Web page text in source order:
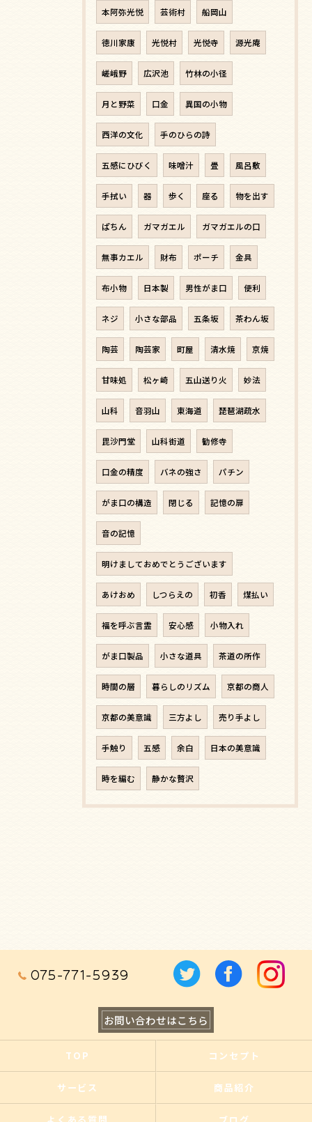
本阿弥光悦 芸術村 船岡山
徳川家康 光悦村 光悦寺 源光庵
嵯峨野 広沢池 竹林の小径
月と野菜 口金 異国の小物
西洋の文化 手のひらの詩
五感にひびく 味噌汁 畳 風呂敷
手拭い 器 歩く 座る 物を出す
ぱちん ガマガエル ガマガエルの口
無事カエル 財布 ポーチ 金具
布小物 日本製 男性がま口 便利
ネジ 小さな部品 五条坂 茶わん坂
陶芸 陶芸家 町屋 清水焼 京焼
甘味処 松ヶ崎 五山送り火 妙法
山科 音羽山 東海道 琵琶湖疏水
毘沙門堂 山科街道 勧修寺
口金の精度 バネの強さ パチン
がま口の構造 閉じる 記憶の扉
音の記憶
明けましておめでとうございます
あけおめ しつらえの 初香 煤払い
福を呼ぶ言霊 安心感 小物入れ
がま口製品 小さな道具 茶道の所作
時間の層 暮らしのリズム 京都の商人
京都の美意識 三方よし 売り手よし
手触り 五感 余白 日本の美意識
時を編む 静かな贅沢
075-771-5939
お問い合わせはこちら
TOP コンセプト
サービス 商品紹介